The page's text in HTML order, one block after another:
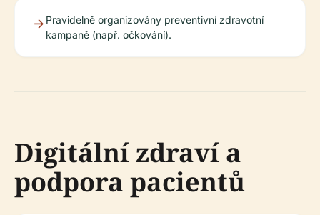
Pravidelně organizovány preventivní zdravotní
kampaně (např. očkování).
Digitální zdraví a
podpora pacientů